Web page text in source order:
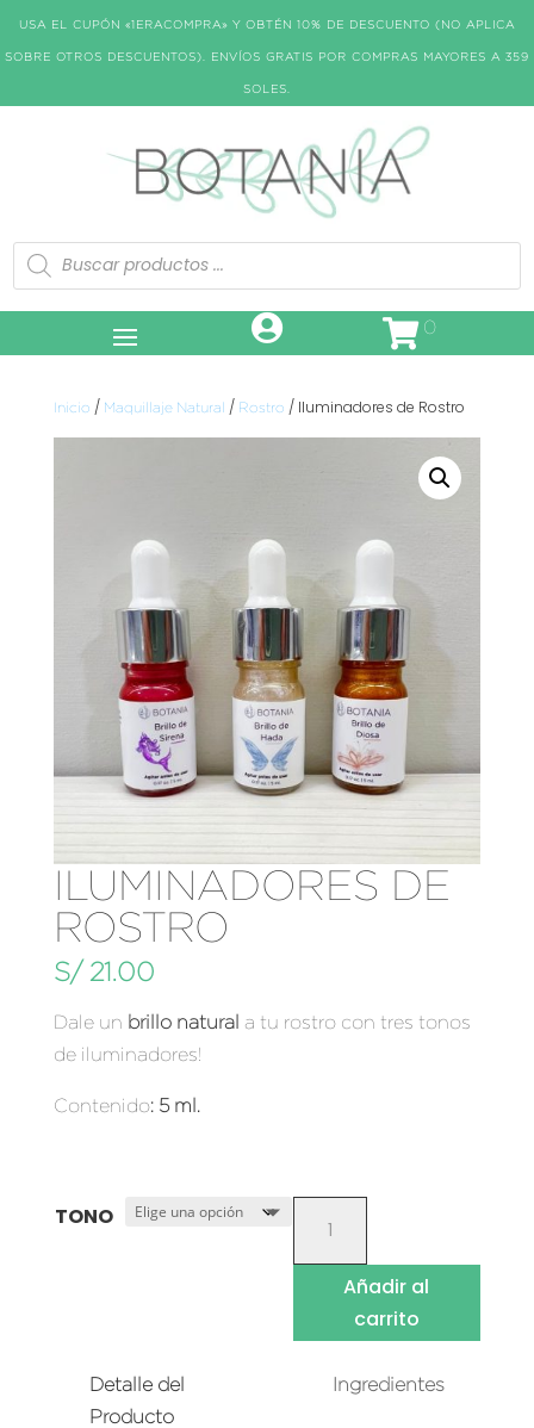
USA EL CUPÓN «1ERACOMPRA» Y OBTÉN 10% DE DESCUENTO (NO APLICA
SOBRE OTROS DESCUENTOS). ENVÍOS GRATIS POR COMPRAS MAYORES A 359
SOLES.
Búsqueda
de
productos
0
Inicio / Maquillaje Natural / Rostro / Iluminadores de Rostro
ILUMINADORES DE
ROSTRO
S/21.00
Dale un brillo natural a tu rostro con tres tonos
de iluminadores!
Contenido: 5 ml .
TONO
ROSTRO
CANTIDAD
Añadir al
carrito
Detalle del
Producto
Ingredientes